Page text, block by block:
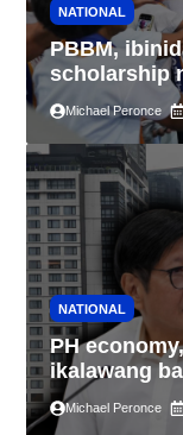
NATIONAL
PBBM,
scholarship
saMichael Peronce
NATIONAL
PH
ikalawang
2.3% GDP
Michael Peronce